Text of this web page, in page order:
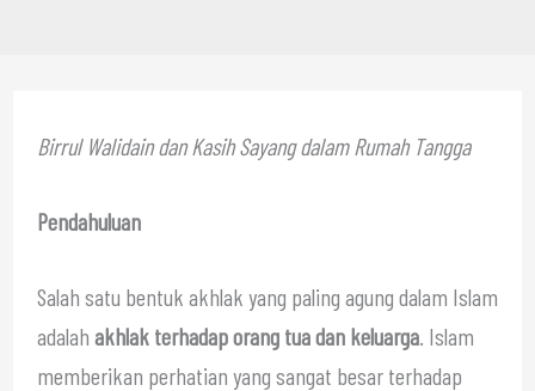
Birrul Walidain dan Kasih Sayang dalam Rumah Tangga
Pendahuluan
Salah satu bentuk akhlak yang paling agung dalam Islam
adalah akhlak terhadap orang tua dan keluarga. Islam
memberikan perhatian yang sangat besar terhadap